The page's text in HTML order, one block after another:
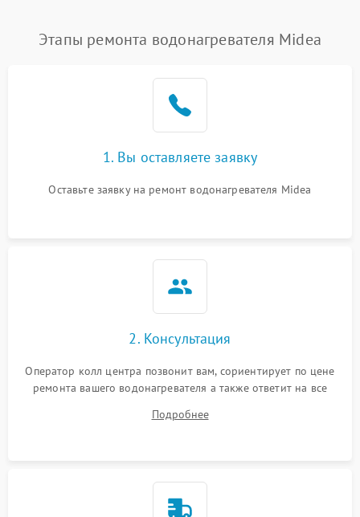
Этапы ремонта водонагревателя Midea
1. Вы оставляете заявку
Оставьте заявку на ремонт водонагревателя Midea
2. Консультация
Оператор колл центра позвонит вам, сориентирует по цене
ремонта вашего водонагревателя а также ответит на все
Подробнее